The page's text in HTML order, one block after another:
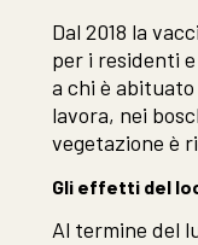
Dal 2018 la
per i residenti
a chi è
lavora, nei
vegetazione è
Gli effetti del
Al termine del